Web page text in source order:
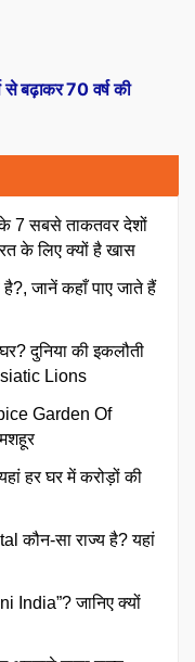
बढ़ाकर 70 वर्ष की
7 सबसे ताकतवर देशों
के लिए क्यों है खास
जानें कहाँ पाए जाते हैं
दुनिया की इकलौती
Lions
Garden Of
हर घर में करोड़ों की
कौन-सा राज्य है? यहां
India”? जानिए क्यों